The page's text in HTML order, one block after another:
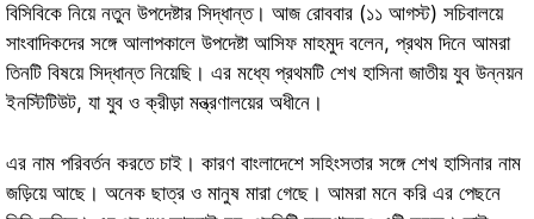
বিসিবিকে নিয়ে নতুন উপদেষ্টার সিদ্ধান্ত। আজ রোববার (১১ আগস্ট) সচিবালয়ে
সাংবাদিকদের সঙ্গে আলাপকালে উপদেষ্টা আসিফ মাহমুদ বলেন, প্রথম দিনে আমরা
তিনটি বিষয়ে সিদ্ধান্ত নিয়েছি। এর মধ্যে প্রথমটি শেখ হাসিনা জাতীয় যুব উন্নয়ন
ইনস্টিটিউট, যা যুব ও ক্রীড়া মন্ত্রণালয়ের অধীনে।
এর নাম পরিবর্তন করতে চাই। কারণ বাংলাদেশে সহিংসতার সঙ্গে শেখ হাসিনার নাম
জড়িয়ে আছে। অনেক ছাত্র ও মানুষ মারা গেছে। আমরা মনে করি এর পেছনে